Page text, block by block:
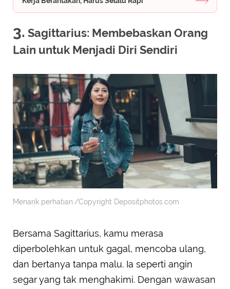
3. Sagittarius: Membebaskan Orang
Lain untuk Menjadi Diri Sendiri
Menarik perhatian./Copyright Depositphotos.com
Bersama Sagittarius, kamu merasa
diperbolehkan untuk gagal, mencoba ulang,
dan bertanya tanpa malu. Ia seperti angin
segar yang tak menghakimi. Dengan wawasan